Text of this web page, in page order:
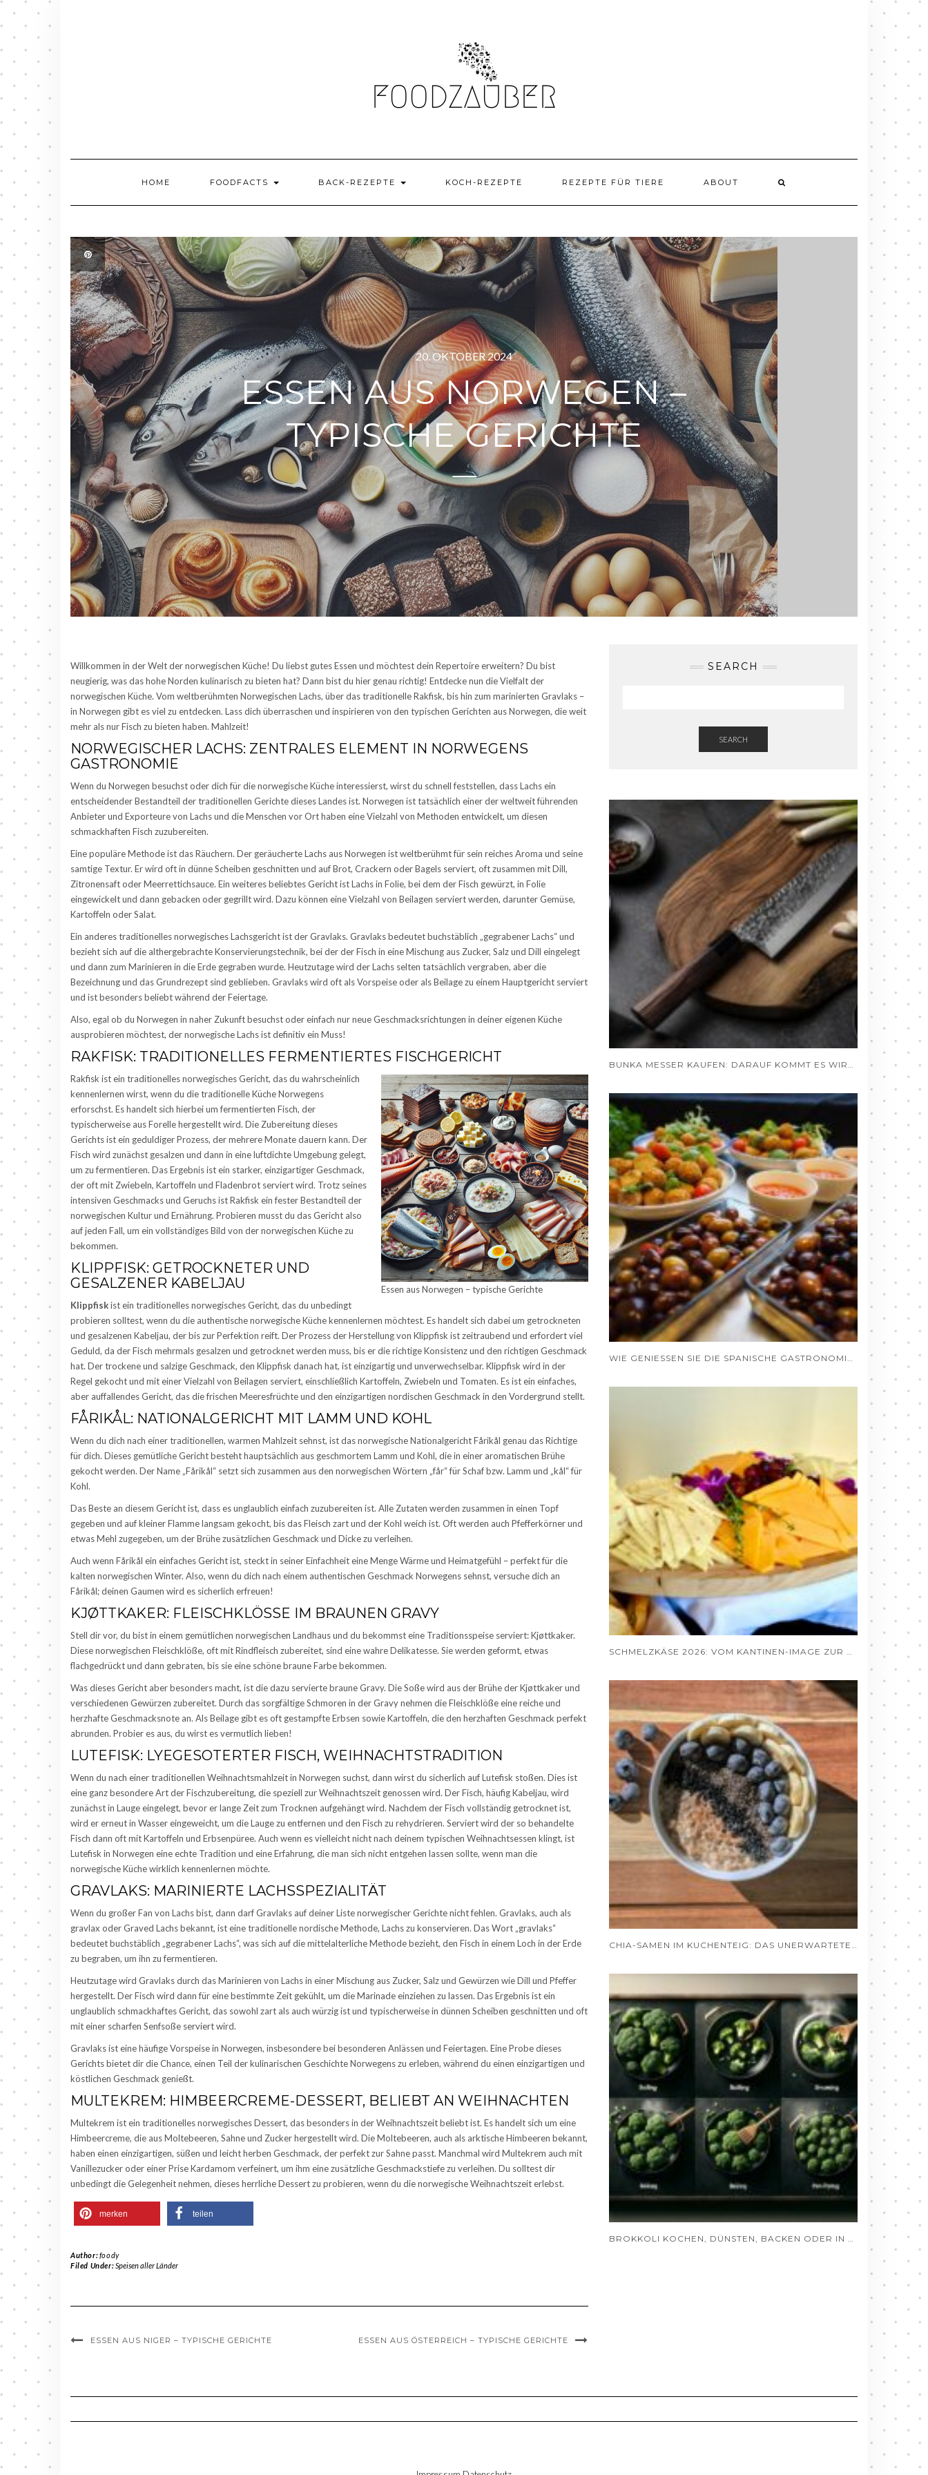
Skip
content
HOME FOODFACTS BACK-REZEPTE KOCH-REZEPTE REZEPTE FÜR TIERE ABOUT
20. OKTOBER 2024
ESSEN AUS NORWEGEN –
TYPISCHE GERICHTE
Willkommen in der Welt der norwegischen Küche! Du liebst gutes Essen und möchtest dein Repertoire erweitern? Du bist
neugierig, was das hohe Norden kulinarisch zu bieten hat? Dann bist du hier genau richtig! Entdecke nun die Vielfalt der
norwegischen Küche. Vom weltberühmten Norwegischen Lachs, über das traditionelle Rakfisk, bis hin zum marinierten Gravlaks –
in Norwegen gibt es viel zu entdecken. Lass dich überraschen und inspirieren von den typischen Gerichten aus Norwegen, die weit
mehr als nur Fisch zu bieten haben. Mahlzeit!
NORWEGISCHER LACHS: ZENTRALES ELEMENT IN NORWEGENS
GASTRONOMIE
Wenn du Norwegen besuchst oder dich für die norwegische Küche interessierst, wirst du schnell feststellen, dass Lachs ein
entscheidender Bestandteil der traditionellen Gerichte dieses Landes ist. Norwegen ist tatsächlich einer der weltweit führenden
Anbieter und Exporteure von Lachs und die Menschen vor Ort haben eine Vielzahl von Methoden entwickelt, um diesen
schmackhaften Fisch zuzubereiten.
Eine populäre Methode ist das Räuchern. Der geräucherte Lachs aus Norwegen ist weltberühmt für sein reiches Aroma und seine
samtige Textur. Er wird oft in dünne Scheiben geschnitten und auf Brot, Crackern oder Bagels serviert, oft zusammen mit Dill,
Zitronensaft oder Meerrettichsauce. Ein weiteres beliebtes Gericht ist Lachs in Folie, bei dem der Fisch gewürzt, in Folie
eingewickelt und dann gebacken oder gegrillt wird. Dazu können eine Vielzahl von Beilagen serviert werden, darunter Gemüse,
Kartoffeln oder Salat.
Ein anderes traditionelles norwegisches Lachsgericht ist der Gravlaks. Gravlaks bedeutet buchstäblich „gegrabener Lachs“ und
bezieht sich auf die althergebrachte Konservierungstechnik, bei der der Fisch in eine Mischung aus Zucker, Salz und Dill eingelegt
und dann zum Marinieren in die Erde gegraben wurde. Heutzutage wird der Lachs selten tatsächlich vergraben, aber die
Bezeichnung und das Grundrezept sind geblieben. Gravlaks wird oft als Vorspeise oder als Beilage zu einem Hauptgericht serviert
und ist besonders beliebt während der Feiertage.
Also, egal ob du Norwegen in naher Zukunft besuchst oder einfach nur neue Geschmacksrichtungen in deiner eigenen Küche
ausprobieren möchtest, der norwegische Lachs ist definitiv ein Muss!
RAKFISK: TRADITIONELLES FERMENTIERTES FISCHGERICHT
Essen aus Norwegen – typische Gerichte
Rakfisk ist ein traditionelles norwegisches Gericht, das du wahrscheinlich
kennenlernen wirst, wenn du die traditionelle Küche Norwegens
erforschst. Es handelt sich hierbei um fermentierten Fisch, der
typischerweise aus Forelle hergestellt wird. Die Zubereitung dieses
Gerichts ist ein geduldiger Prozess, der mehrere Monate dauern kann. Der
Fisch wird zunächst gesalzen und dann in eine luftdichte Umgebung gelegt,
um zu fermentieren. Das Ergebnis ist ein starker, einzigartiger Geschmack,
der oft mit Zwiebeln, Kartoffeln und Fladenbrot serviert wird. Trotz seines
intensiven Geschmacks und Geruchs ist Rakfisk ein fester Bestandteil der
norwegischen Kultur und Ernährung. Probieren musst du das Gericht also
auf jeden Fall, um ein vollständiges Bild von der norwegischen Küche zu
bekommen.
KLIPPFISK: GETROCKNETER UND
GESALZENER KABELJAU
Klippfiskist ein traditionelles norwegisches Gericht, das du unbedingt
probieren solltest, wenn du die authentische norwegische Küche kennenlernen möchtest. Es handelt sich dabei um getrockneten
und gesalzenen Kabeljau, der bis zur Perfektion reift. Der Prozess der Herstellung von Klippfisk ist zeitraubend und erfordert viel
Geduld, da der Fisch mehrmals gesalzen und getrocknet werden muss, bis er die richtige Konsistenz und den richtigen Geschmack
hat. Der trockene und salzige Geschmack, den Klippfisk danach hat, ist einzigartig und unverwechselbar. Klippfisk wird in der
Regel gekocht und mit einer Vielzahl von Beilagen serviert, einschließlich Kartoffeln, Zwiebeln und Tomaten. Es ist ein einfaches,
aber auffallendes Gericht, das die frischen Meeresfrüchte und den einzigartigen nordischen Geschmack in den Vordergrund stellt.
FÅRIKÅL: NATIONALGERICHT MIT LAMM UND KOHL
Wenn du dich nach einer traditionellen, warmen Mahlzeit sehnst, ist das norwegische Nationalgericht Fårikål genau das Richtige
für dich. Dieses gemütliche Gericht besteht hauptsächlich aus geschmortem Lamm und Kohl, die in einer aromatischen Brühe
gekocht werden. Der Name „Fårikål“ setzt sich zusammen aus den norwegischen Wörtern „får“ für Schaf bzw. Lamm und „kål“ für
Kohl.
Das Beste an diesem Gericht ist, dass es unglaublich einfach zuzubereiten ist. Alle Zutaten werden zusammen in einen Topf
gegeben und auf kleiner Flamme langsam gekocht, bis das Fleisch zart und der Kohl weich ist. Oft werden auch Pfefferkörner und
etwas Mehl zugegeben, um der Brühe zusätzlichen Geschmack und Dicke zu verleihen.
Auch wenn Fårikål ein einfaches Gericht ist, steckt in seiner Einfachheit eine Menge Wärme und Heimatgefühl – perfekt für die
kalten norwegischen Winter. Also, wenn du dich nach einem authentischen Geschmack Norwegens sehnst, versuche dich an
Fårikål; deinen Gaumen wird es sicherlich erfreuen!
KJØTTKAKER: FLEISCHKLÖSSE IM BRAUNEN GRAVY
Stell dir vor, du bist in einem gemütlichen norwegischen Landhaus und du bekommst eine Traditionsspeise serviert: Kjøttkaker.
Diese norwegischen Fleischklöße, oft mit Rindfleisch zubereitet, sind eine wahre Delikatesse. Sie werden geformt, etwas
flachgedrückt und dann gebraten, bis sie eine schöne braune Farbe bekommen.
Was dieses Gericht aber besonders macht, ist die dazu servierte braune Gravy. Die Soße wird aus der Brühe der Kjøttkaker und
verschiedenen Gewürzen zubereitet. Durch das sorgfältige Schmoren in der Gravy nehmen die Fleischklöße eine reiche und
herzhafte Geschmacksnote an. Als Beilage gibt es oft gestampfte Erbsen sowie Kartoffeln, die den herzhaften Geschmack perfekt
abrunden. Probier es aus, du wirst es vermutlich lieben!
LUTEFISK: LYEGESOTERTER FISCH, WEIHNACHTSTRADITION
Wenn du nach einer traditionellen Weihnachtsmahlzeit in Norwegen suchst, dann wirst du sicherlich auf Lutefisk stoßen. Dies ist
eine ganz besondere Art der Fischzubereitung, die speziell zur Weihnachtszeit genossen wird. Der Fisch, häufig Kabeljau, wird
zunächst in Lauge eingelegt, bevor er lange Zeit zum Trocknen aufgehängt wird. Nachdem der Fisch vollständig getrocknet ist,
wird er erneut in Wasser eingeweicht, um die Lauge zu entfernen und den Fisch zu rehydrieren. Serviert wird der so behandelte
Fisch dann oft mit Kartoffeln und Erbsenpüree. Auch wenn es vielleicht nicht nach deinem typischen Weihnachtsessen klingt, ist
Lutefisk in Norwegen eine echte Tradition und eine Erfahrung, die man sich nicht entgehen lassen sollte, wenn man die
norwegische Küche wirklich kennenlernen möchte.
GRAVLAKS: MARINIERTE LACHSSPEZIALITÄT
Wenn du großer Fan von Lachs bist, dann darf Gravlaks auf deiner Liste norwegischer Gerichte nicht fehlen. Gravlaks, auch als
gravlax oder Graved Lachs bekannt, ist eine traditionelle nordische Methode, Lachs zu konservieren. Das Wort „gravlaks“
bedeutet buchstäblich „gegrabener Lachs“, was sich auf die mittelalterliche Methode bezieht, den Fisch in einem Loch in der Erde
zu begraben, um ihn zu fermentieren.
Heutzutage wird Gravlaks durch das Marinieren von Lachs in einer Mischung aus Zucker, Salz und Gewürzen wie Dill und Pfeffer
hergestellt. Der Fisch wird dann für eine bestimmte Zeit gekühlt, um die Marinade einziehen zu lassen. Das Ergebnis ist ein
unglaublich schmackhaftes Gericht, das sowohl zart als auch würzig ist und typischerweise in dünnen Scheiben geschnitten und oft
mit einer scharfen Senfsoße serviert wird.
Gravlaks ist eine häufige Vorspeise in Norwegen, insbesondere bei besonderen Anlässen und Feiertagen. Eine Probe dieses
Gerichts bietet dir die Chance, einen Teil der kulinarischen Geschichte Norwegens zu erleben, während du einen einzigartigen und
köstlichen Geschmack genießt.
MULTEKREM: HIMBEERCREME-DESSERT, BELIEBT AN WEIHNACHTEN
Multekrem ist ein traditionelles norwegisches Dessert, das besonders in der Weihnachtszeit beliebt ist. Es handelt sich um eine
Himbeercreme, die aus Moltebeeren, Sahne und Zucker hergestellt wird. Die Moltebeeren, auch als arktische Himbeeren bekannt,
haben einen einzigartigen, süßen und leicht herben Geschmack, der perfekt zur Sahne passt. Manchmal wird Multekrem auch mit
Vanillezucker oder einer Prise Kardamom verfeinert, um ihm eine zusätzliche Geschmackstiefe zu verleihen. Du solltest dir
unbedingt die Gelegenheit nehmen, dieses herrliche Dessert zu probieren, wenn du die norwegische Weihnachtszeit erlebst.
merken teilen
Author:foody
Filed Under:Speisen aller Länder
ESSEN AUS NIGER – TYPISCHE GERICHTE ESSEN AUS ÖSTERREICH – TYPISCHE GERICHTE
SEARCH
SEARCH